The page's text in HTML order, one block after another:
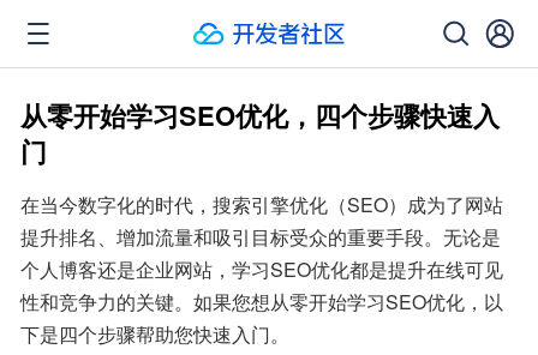
从零开始学习SEO优化，四个步骤快速入
门
在当今数字化的时代，搜索引擎优化（SEO）成为了网站
提升排名、增加流量和吸引目标受众的重要手段。无论是
个人博客还是企业网站，学习SEO优化都是提升在线可见
性和竞争力的关键。如果您想从零开始学习SEO优化，以
下是四个步骤帮助您快速入门。